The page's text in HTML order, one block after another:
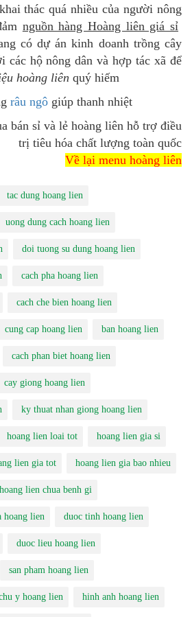
thác quá nhiều của người nông
nguồn hàng Hoàng liên giá sỉ
có dự án kinh doanh trồng cây
các hộ nông dân và hợp tác xã để
hoàng liên quý hiếm
râu ngô giúp thanh nhiệt
bán sỉ và lẻ hoàng liên hỗ trợ điều
trị tiêu hóa chất lượng toàn quốc
Về lại menu hoàng liên
tac dung hoang lien
uong dung cach hoang lien
doi tuong su dung hoang lien
cach pha hoang lien
cach che bien hoang lien
cung cap hoang lien ban hoang lien
cach phan biet hoang lien
cay giong hoang lien
ky thuat nhan giong hoang lien
hoang lien loai tot hoang lien gia si
lien gia tot hoang lien gia bao nhieu
hoang lien chua benh gi
hoang lien duoc tinh hoang lien
duoc lieu hoang lien
san pham hoang lien
y hoang lien hinh anh hoang lien